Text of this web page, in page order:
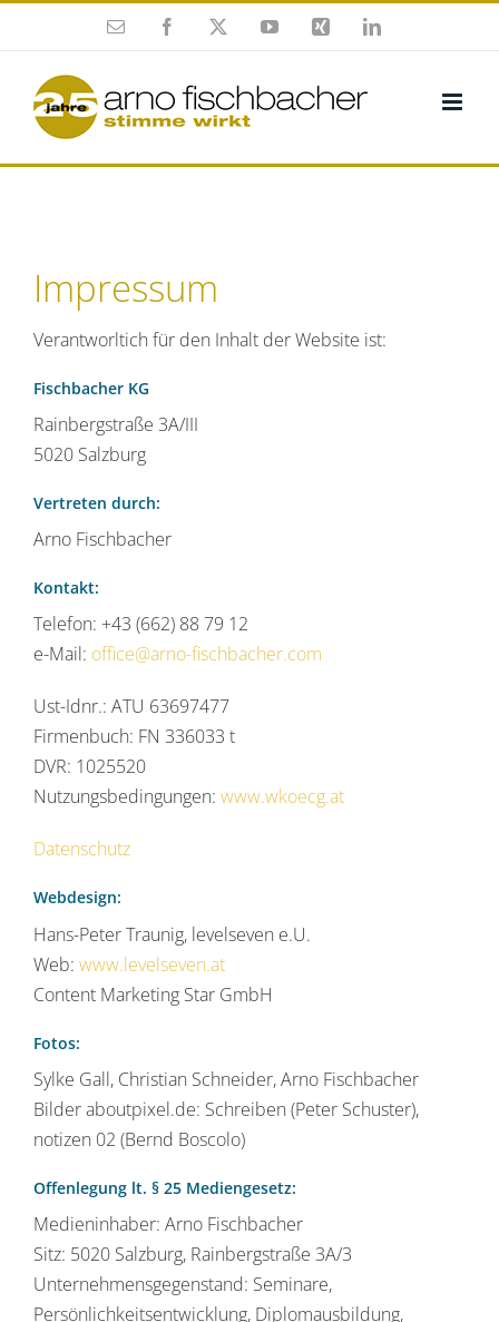
E-
Facebook YouTubeXing LinkedIn
Impressum
Verantworltich für den Inhalt der Website ist:
Fischbacher KG
Rainbergstraße 3A/III
5020 Salzburg
Vertreten durch:
Arno Fischbacher
Kontakt:
Telefon: +43 (662) 88 79 12
e-Mail: office@arno-fischbacher.com
Ust-Idnr.: ATU 63697477
Firmenbuch: FN 336033 t
DVR: 1025520
Nutzungsbedingungen: www.wkoecg.at
Datenschutz
Webdesign:
Hans-Peter Traunig, levelseven e.U.
Web: www.levelseven.at
Content Marketing Star GmbH
Fotos:
Sylke Gall, Christian Schneider, Arno Fischbacher
Bilder aboutpixel.de: Schreiben (Peter Schuster),
notizen 02 (Bernd Boscolo)
Offenlegung lt. § 25 Mediengesetz:
Medieninhaber: Arno Fischbacher
Sitz: 5020 Salzburg, Rainbergstraße 3A/3
Unternehmensgegenstand: Seminare,
Persönlichkeitsentwicklung, Diplomausbildung,